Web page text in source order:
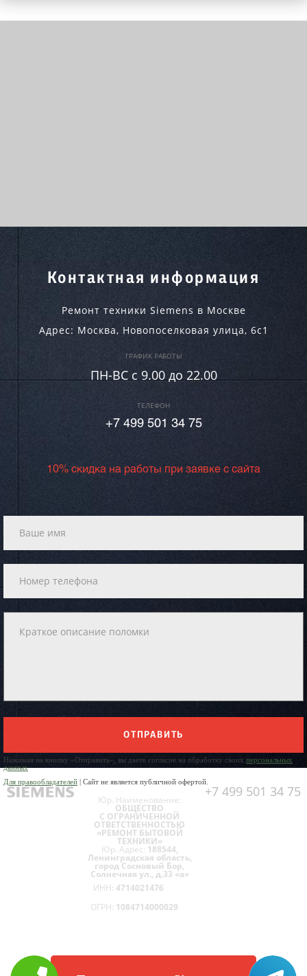
Контактная информация
Ремонт техники Siemens в Москве
Адрес: Москва, Новопоселковая улица, 6с1
ГРАФИК РАБОТЫ
ПН-ВC c 9.00 до 22.00
ТЕЛЕФОН
+7 499 501 34 75
10% скидка на работы при заявке с сайта
ОТПРАВИТЬ
Нажимая на кнопку «Отправить», вы даете согласие на обработку своих персональных
данных
Для правообладателей | Сайт не является публичной офертой.
+7 499 501 34 75
Юр. Наименование:
ОБЩЕСТВО
С ОГРАНИЧЕННОЙ
ОТВЕТСТВЕННОСТЬЮ
«РЕМОНТ БЫТОВОЙ
ТЕХНИКИ»
Юр. Адрес: 188544,
Ленинградская область,
город Сосновый Бор,
Солнечная ул., д.33 «а»
ИНН: 4714021476
ОГРН: 1084714000029